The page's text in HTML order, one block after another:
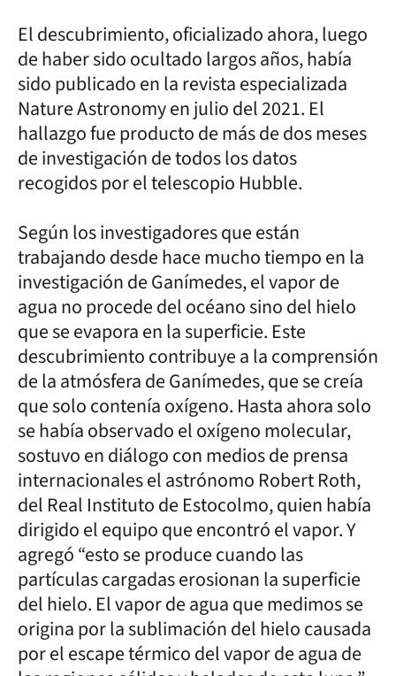
El descubrimiento, oficializado ahora, luego
de haber sido ocultado largos años, había
sido publicado en la revista especializada
Nature Astronomy en julio del 2021. El
hallazgo fue producto de más de dos meses
de investigación de todos los datos
recogidos por el telescopio Hubble.
Según los investigadores que están
trabajando desde hace mucho tiempo en la
investigación de Ganímedes, el vapor de
agua no procede del océano sino del hielo
que se evapora en la superficie. Este
descubrimiento contribuye a la comprensión
de la atmósfera de Ganímedes, que se creía
que solo contenía oxígeno. Hasta ahora solo
se había observado el oxígeno molecular,
sostuvo en diálogo con medios de prensa
internacionales el astrónomo Robert Roth,
del Real Instituto de Estocolmo, quien había
dirigido el equipo que encontró el vapor. Y
agregó “esto se produce cuando las
partículas cargadas erosionan la superficie
del hielo. El vapor de agua que medimos se
origina por la sublimación del hielo causada
por el escape térmico del vapor de agua de